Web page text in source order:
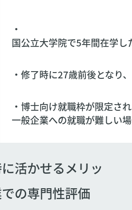
・
国公立大学院で5年間在学
・修了時に27歳前後となり
・博士向け就職枠が限定さ
一般企業への就職が難しい
活かせるメリッ
の専門性評価